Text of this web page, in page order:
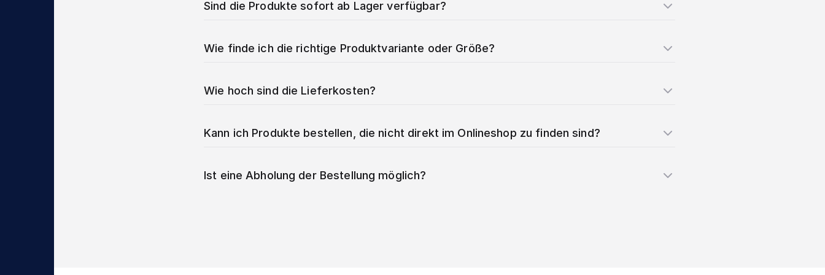
Sind die Produkte sofort ab Lager verfügbar?
Wie finde ich die richtige Produktvariante oder Größe?
Wie hoch sind die Lieferkosten?
Kann ich Produkte bestellen, die nicht direkt im Onlineshop zu finden sind?
Ist eine Abholung der Bestellung möglich?